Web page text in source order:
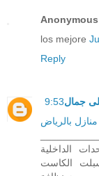
Anonymous
los mejore
Reply
جمال
بالرياض
الداخلية
الكاست